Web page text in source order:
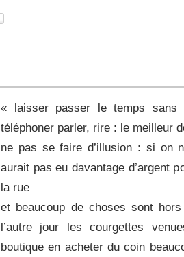
« laisser passer le temps
téléphoner parler, rire : le meilleur
ne pas se faire d’illusion : si on
aurait pas eu davantage d’argent
la rue
et beaucoup de choses sont
l’autre jour les courgettes
boutique en acheter du coin